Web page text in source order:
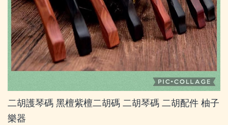
二胡護琴碼 黑檀紫檀二胡碼 二胡琴碼 二胡配件 柚子
樂器